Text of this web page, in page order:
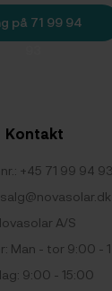
på 71 99 94
Kontakt
+45 71 99 94 93
salg@novasolar.dk
A/S
Man - tor 9:00 -
9:00 - 15:00